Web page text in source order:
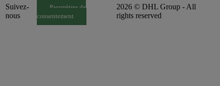
Suivez-
nous
Paramètres de
consentement
2026 © DHL Group - All
rights reserved